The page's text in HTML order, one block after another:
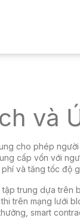
và
cho phép
cấp vốn với
và tăng tốc độ
tập trung dựa trên
trên mạng lưới
smart